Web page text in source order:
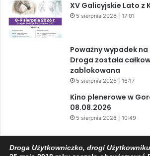
XV Galicyjskie Lato z
5 sierpnia 2026 | 17:01
Poważny wypadek na
Droga została
zablokowana
5 sierpnia 2026 | 16:17
Kino plenerowe w
08.08.2026
5 sierpnia 2026 | 10:49
taniec i regionalne
Droga Użytkowniczko, drogi